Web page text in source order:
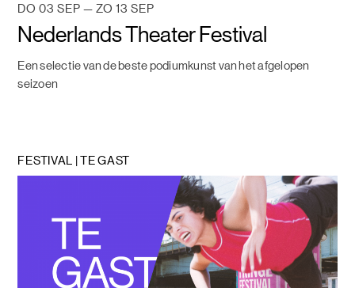
DO 03 SEP — ZO 13 SEP
Nederlands Theater Festival
Een selectie van de beste podiumkunst van het afgelopen
seizoen
FESTIVAL | TE GAST